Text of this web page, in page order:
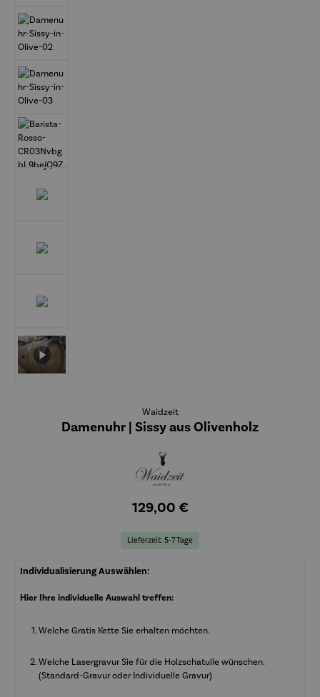
Waidzeit
Damenuhr | Sissy aus Olivenholz
129,00 €
Lieferzeit: 5-7 Tage
Individualisierung Auswählen:
Hier Ihre individuelle Auswahl treffen:
Welche Gratis Kette Sie erhalten möchten.
Welche Lasergravur Sie für die Holzschatulle wünschen.
(Standard-Gravur oder Individuelle Gravur)